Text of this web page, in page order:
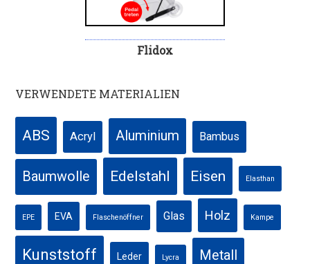
Flidox
VERWENDETE MATERIALIEN
ABS Acryl Aluminium Bambus
Baumwolle Edelstahl Eisen Elasthan
EPE EVA Flaschenöffner Glas Holz Kampe
Kunststoff Leder Lycra Metall